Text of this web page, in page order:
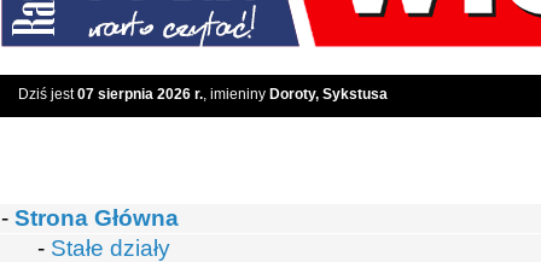
Dziś jest07 sierpnia 2026 r., imieniny Doroty, Sykstusa
- Strona Główna
- Stałe działy